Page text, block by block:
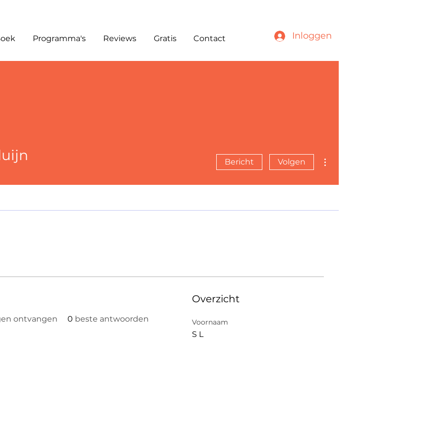
Programma's Reviews Gratis Contact Inloggen
Bericht Volgen
ontvangen 0 beste antwoorden
Overzicht
Voornaam
S L